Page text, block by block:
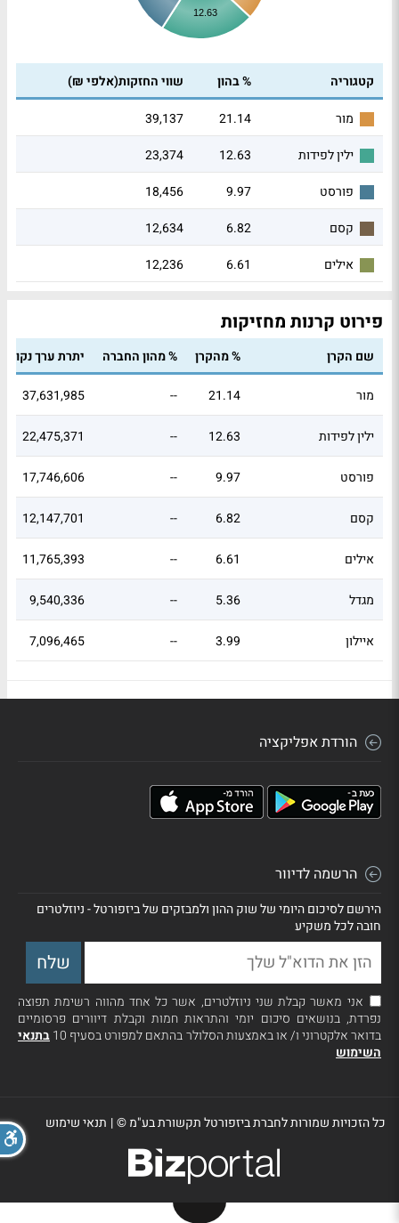
12.63
קטגוריה % בהון שווי החזקות(אלפי ₪)
מור 21.14
39,137
ילין לפידות
12.63
23,374
פורסט
9.97
18,456
קסם
6.82
12,634
אילים
6.61
12,236
פירוט קרנות מחזיקות
שם הקרן % מהקרן % מהון החברה יתרת ערך נקוב
מור 21.14
--
37,631,985
ילין לפידות 12.63
--
22,475,371
פורסט 9.97
--
17,746,606
קסם 6.82
--
12,147,701
אילים 6.61
--
11,765,393
מגדל 5.36
--
9,540,336
איילון 3.99
--
7,096,465
הורדת אפליקציה
הרשמה לדיוור
הירשם לסיכום היומי של שוק ההון ולמבזקים של ביזפורטל - ניוזלטרים
חובה לכל משקיע
אני מאשר קבלת שני ניוזלטרים, אשר כל אחד מהווה רשימת תפוצה
נפרדת, בנושאים סיכום יומי והתראות חמות וקבלת דיוורים פרסומיים
בדואר אלקטרוני ו/ או באמצעות הסלולר בהתאם למפורט בסעיף 10
בתנאי
השימוש
כל הזכויות שמורות לחברת ביזפורטל תקשורת בע"מ ©| תנאי שימוש